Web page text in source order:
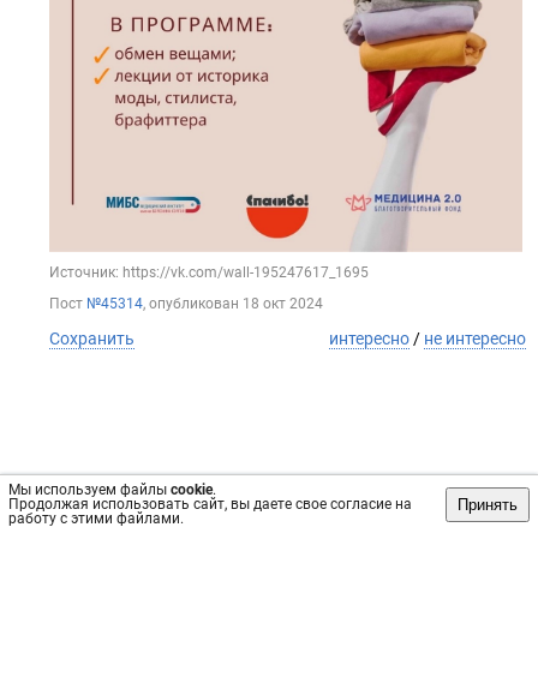
Мы используем файлы cookie.
Продолжая использовать сайт, вы даете свое согласие на
работу с этими файлами.
Принять
Источник: https://vk.com/wall-195247617_1695
Пост №45314, опубликован 18 окт 2024
Сохранить интересно/ не интересно
Обратная связь Инвесторам